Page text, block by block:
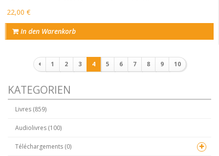
22,00 €
In den Warenkorb
Paginierung
1 2 3 4 5 6 7 8 9 10
KATEGORIEN
Livres (859)
Audiolivres (100)
Téléchargements (0)